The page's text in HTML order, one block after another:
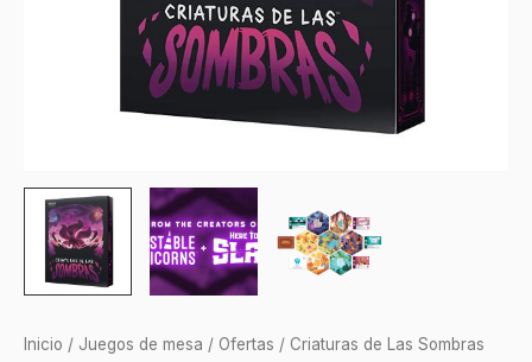
Inicio / Juegos de mesa / Ofertas / Criaturas de Las Sombras